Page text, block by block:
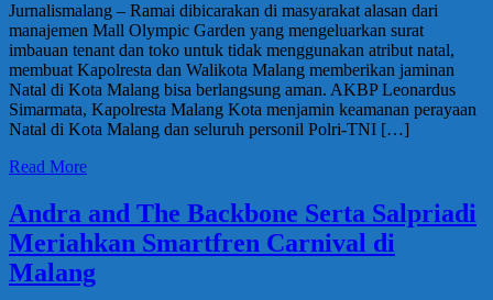
Jurnalismalang – Ramai dibicarakan di masyarakat alasan dari
manajemen Mall Olympic Garden yang mengeluarkan surat
imbauan tenant dan toko untuk tidak menggunakan atribut natal,
membuat Kapolresta dan Walikota Malang memberikan jaminan
Natal di Kota Malang bisa berlangsung aman. AKBP Leonardus
Simarmata, Kapolresta Malang Kota menjamin keamanan perayaan
Natal di Kota Malang dan seluruh personil Polri-TNI […]
Read More
Andra and The Backbone Serta Salpriadi
Meriahkan Smartfren Carnival di
Malang